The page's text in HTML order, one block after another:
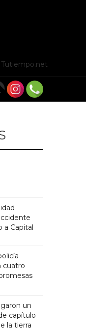
a Capital
cuatro
un
capítulo
la tierra